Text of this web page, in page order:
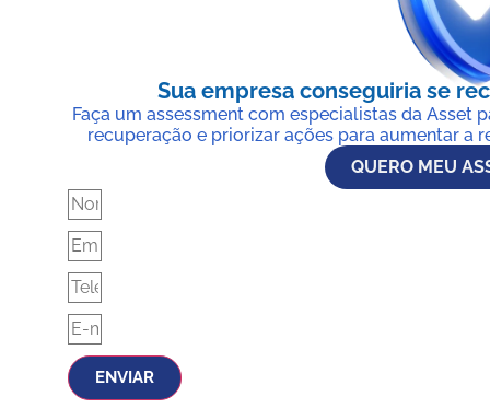
Sua empresa conseguiria se
Faça um assessment com especialistas da Asset
recuperação e priorizar ações para aumentar a
QUERO MEU
ENVIAR